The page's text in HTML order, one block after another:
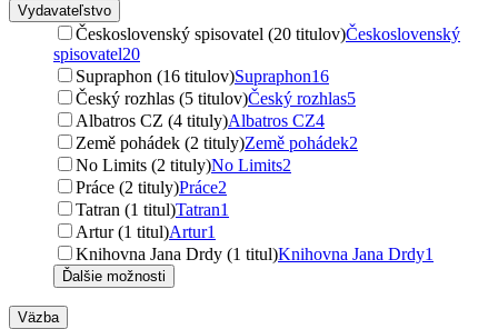
Vydavateľstvo
Československý spisovatel (20 titulov)Československý
spisovatel20
Supraphon (16 titulov)Supraphon16
Český rozhlas (5 titulov)Český rozhlas5
Albatros CZ (4 tituly)Albatros CZ4
Země pohádek (2 tituly)Země pohádek2
No Limits (2 tituly)No Limits2
Práce (2 tituly)Práce2
Tatran (1 titul)Tatran1
Artur (1 titul)Artur1
Knihovna Jana Drdy (1 titul)Knihovna Jana Drdy1
Ďalšie možnosti
Väzba